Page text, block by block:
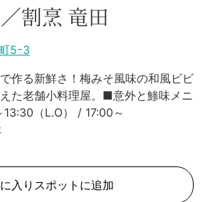
合同会社説明会
ワーケーション
割烹 竜田
5ｰ3
作る新鮮さ！梅みそ風味の和風ビビ
た老舗小料理屋。■意外と鯵味メニ
13:30（L.O） / 17:00～
入りスポットに追加